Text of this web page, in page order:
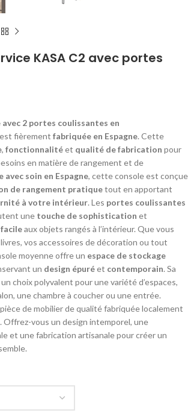
KASA C2 avec portes
avec 2 portes coulissantes en
est fièrement fabriquée en Espagne. Cette
, fonctionnalitéet qualité de fabrication pour
en matière de rangement et de
avec soin en Espagne, cette console est conçue
de rangement pratiquetout en apportant
à votre intérieur. Les portes coulissantes
une touche de sophistication et
facileaux objets rangés à l’intérieur. Que vous
vos accessoires de décoration ou tout
moyenne offre un espace de stockage
un design épuréet contemporain. Sa
choix polyvalent pour une variété d’espaces,
une chambre à coucher ou une entrée.
de mobilier de qualité fabriquée localement
Offrez-vous un design intemporel, une
et une fabrication artisanale pour créer un